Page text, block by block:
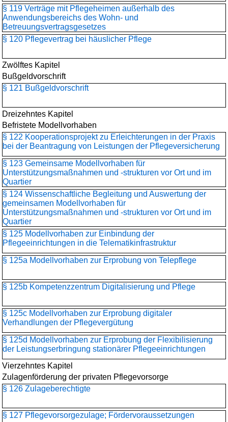
§ 119 Verträge mit Pflegeheimen außerhalb des
Anwendungsbereichs des Wohn- und
Betreuungsvertragsgesetzes
§ 120 Pflegevertrag bei häuslicher Pflege
Zwölftes Kapitel
Bußgeldvorschrift
§ 121 Bußgeldvorschrift
Dreizehntes Kapitel
Befristete Modellvorhaben
§ 122 Kooperationsprojekt zu Erleichterungen in der Praxis
bei der Beantragung von Leistungen der Pflegeversicherung
§ 123 Gemeinsame Modellvorhaben für
Unterstützungsmaßnahmen und -strukturen vor Ort und im
Quartier
§ 124 Wissenschaftliche Begleitung und Auswertung der
gemeinsamen Modellvorhaben für
Unterstützungsmaßnahmen und -strukturen vor Ort und im
Quartier
§ 125 Modellvorhaben zur Einbindung der
Pflegeeinrichtungen in die Telematikinfrastruktur
§ 125a Modellvorhaben zur Erprobung von Telepflege
§ 125b Kompetenzzentrum Digitalisierung und Pflege
§ 125c Modellvorhaben zur Erprobung digitaler
Verhandlungen der Pflegevergütung
§ 125d Modellvorhaben zur Erprobung der Flexibilisierung
der Leistungserbringung stationärer Pflegeeinrichtungen
Vierzehntes Kapitel
Zulagenförderung der privaten Pflegevorsorge
§ 126 Zulageberechtigte
§ 127 Pflegevorsorgezulage; Fördervoraussetzungen